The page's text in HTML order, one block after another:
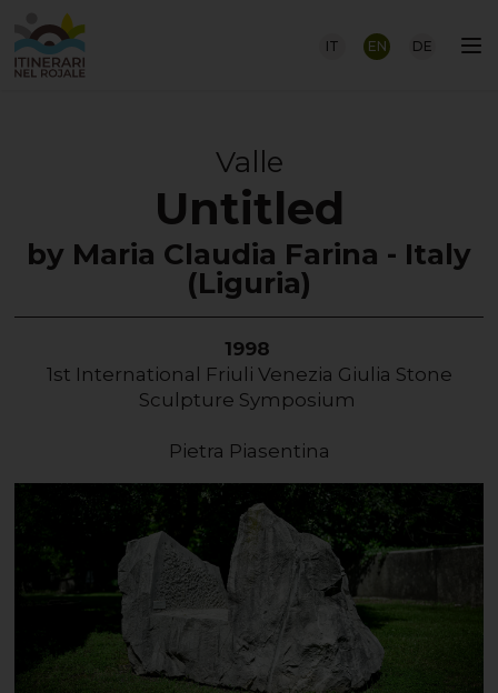
IT EN DE
Valle
Untitled
by Maria Claudia Farina - Italy
(Liguria)
1998
1st International Friuli Venezia Giulia Stone
Sculpture Symposium
Pietra Piasentina